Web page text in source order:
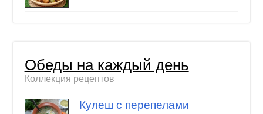
Обеды на каждый день
Коллекция рецептов
Кулеш с перепелами